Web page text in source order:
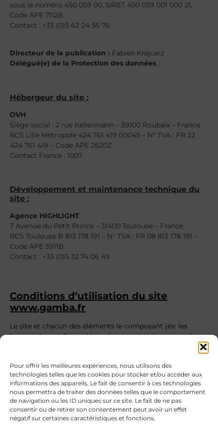
Pour offrir les meilleures expériences, nous utilisons des
technologies telles que les cookies pour stocker et/ou accéder aux
informations des appareils. Le fait de consentir à ces technologies
nous permettra de traiter des données telles que le comportement
de navigation ou les ID uniques sur ce site. Le fait de ne pas
consentir ou de retirer son consentement peut avoir un effet
négatif sur certaines caractéristiques et fonctions.
sous le numéro 450 059 00, SIRET 450 059 001 000 21,
Code APE 7112B.
Contact : +33 (0)5 62 24 36 76
Directeur de la publication : Fabien Krajcarz
Délégué(e) de la Protection des données :
Hébergeur du site :
OVH
Siège social : 2 rue Kellermann – 59100 Roubaix – France
RCS Lille Métropole 424 761 419 00045 – N° TVA : FR 22
424 761 419 – Code APE 2620Z
Contact France : 1007
Développement et maintenance technique du
site :
Agence HIGHLIGHT
7 Avenue du Petit Prince – 31400 Toulouse – France
RCS Toulouse B 813 178 191 – N° TVA : FR 08 813 178 191 –
Code APE 5911B
Contact : +33 (0)5 32 74 06 49
Conditions d’utilisation du site
www.gamba.fr
Le site et chacun des éléments le composant (ex: les
logos, icônes, infographies, photographies) sont protégés
propriété du Groupe GAMBA ou d’autres entreprises.
Toute utilisation, reproduction ou représentation, par
quelque procédé que ce soit, et sur quelque support que
ce soit, de tout ou partie du site et/ou des éléments qui le
composent n’est pas autorisée sans le consentement
expresse du Groupe GAMBA.